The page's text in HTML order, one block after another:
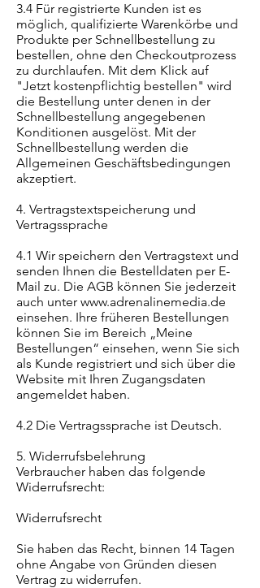
3.4 Für registrierte Kunden ist es
möglich, qualifizierte Warenkörbe und
Produkte per Schnellbestellung zu
bestellen, ohne den Checkoutprozess
zu durchlaufen. Mit dem Klick auf
"Jetzt kostenpflichtig bestellen" wird
die Bestellung unter denen in der
Schnellbestellung angegebenen
Konditionen ausgelöst. Mit der
Schnellbestellung werden die
Allgemeinen Geschäftsbedingungen
akzeptiert.
4. Vertragstextspeicherung und
Vertragssprache
4.1 Wir speichern den Vertragstext und
senden Ihnen die Bestelldaten per E-
Mail zu. Die AGB können Sie jederzeit
auch unter www.adrenalinemedia.de
einsehen. Ihre früheren Bestellungen
können Sie im Bereich „Meine
Bestellungen“ einsehen, wenn Sie sich
als Kunde registriert und sich über die
Website mit Ihren Zugangsdaten
angemeldet haben.
4.2 Die Vertragssprache ist Deutsch.
5. Widerrufsbelehrung
Verbraucher haben das folgende
Widerrufsrecht:
Widerrufsrecht
Sie haben das Recht, binnen 14 Tagen
ohne Angabe von Gründen diesen
Vertrag zu widerrufen.